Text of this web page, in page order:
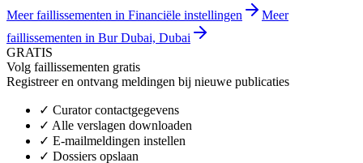
Meer faillissementen in Financiële instellingen
Meer
faillissementen in Bur Dubai, Dubai
GRATIS
Volg faillissementen gratis
Registreer en ontvang meldingen bij nieuwe publicaties
✓ Curator contactgegevens
✓ Alle verslagen downloaden
✓ E-mailmeldingen instellen
✓ Dossiers opslaan